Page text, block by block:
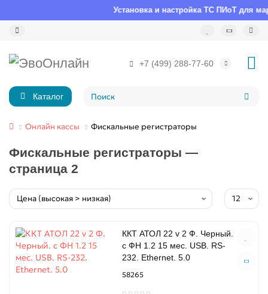
Установка и настройка ТС ПИоТ для
+7 (499) 288-77-60
Каталог
Онлайн кассы Фискальные регистраторы
Фискальные регистраторы —
страница 2
ККТ АТОЛ 22 v 2 Ф. Черный.
с ФН 1.2 15 мес. USB. RS-
232. Ethernet. 5.0
58265